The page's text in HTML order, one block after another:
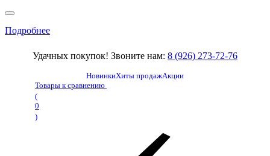
Подробнее
Удачных покупок! Звоните нам: 8 (926) 273-72-76
НовинкиХиты продажАкции
Товары к сравнению
(
0
)